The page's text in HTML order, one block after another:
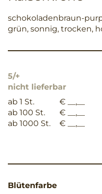
schokoladenbraun-
grün, sonnig, trocken,
5/+
nicht lieferbar
ab 1 St.
€ __,__
ab 100 St.
€ __,__
ab 1000 St.
€ __,__
Blütenfarbe